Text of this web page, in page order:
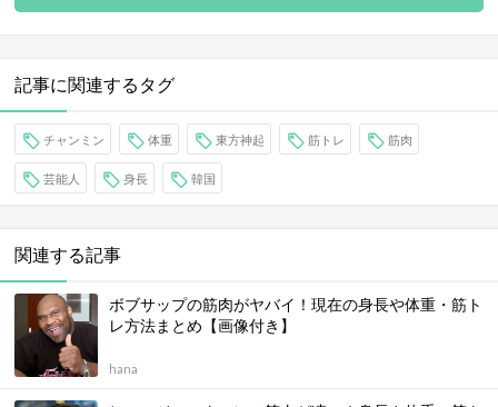
記事に関連するタグ
チャンミン 体重 東方神起 筋トレ 筋肉
芸能人 身長 韓国
関連する記事
ボブサップの筋肉がヤバイ！現在の身長や体重・筋ト
レ方法まとめ【画像付き】
hana